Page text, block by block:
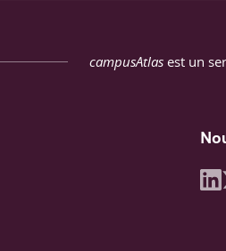
campusAtlas est un